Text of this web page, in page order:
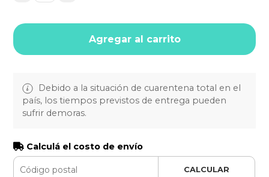
Agregar al carrito
Debido a la situación de cuarentena total en el
país, los tiempos previstos de entrega pueden
sufrir demoras.
Calculá el costo de envío
CALCULAR